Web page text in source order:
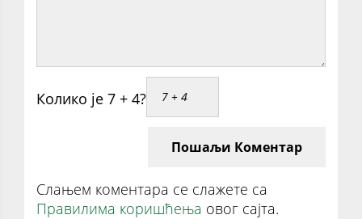
Колико је 7 + 4?
Пошаљи Коментар
Слањем коментара се слажете са
Правилима коришћења овог сајта.